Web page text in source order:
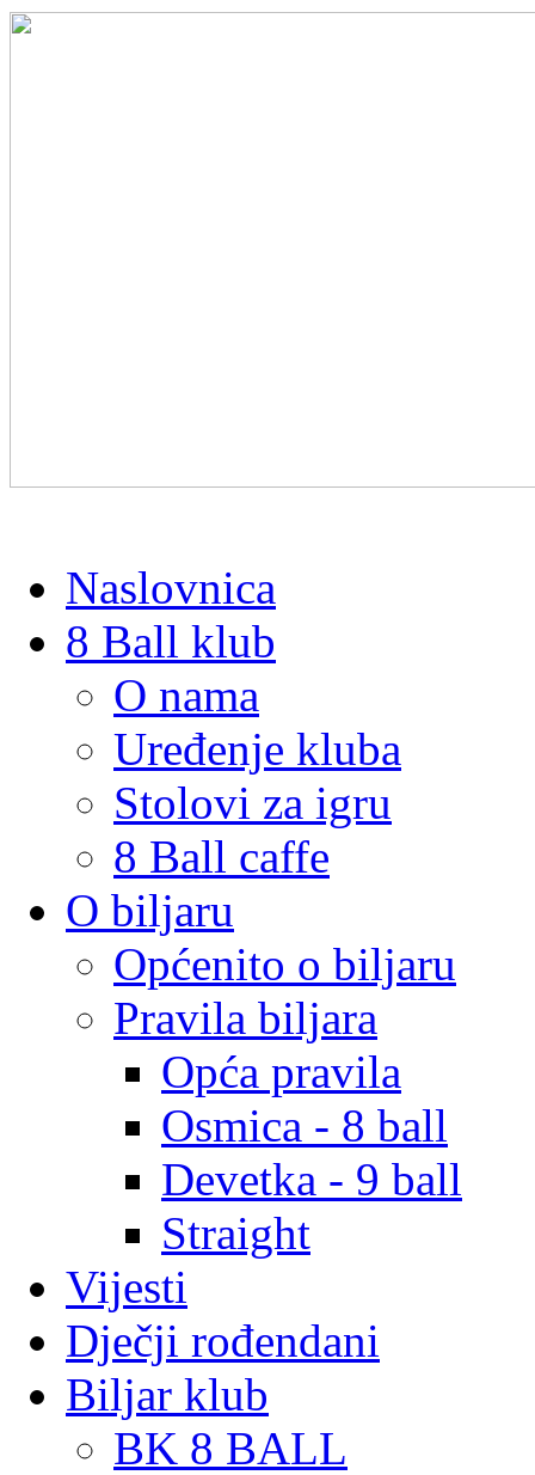
Naslovnica
8 Ball klub
O nama
Uređenje kluba
Stolovi za igru
8 Ball caffe
O biljaru
Općenito o biljaru
Pravila biljara
Opća pravila
Osmica - 8 ball
Devetka - 9 ball
Straight
Vijesti
Dječji rođendani
Biljar klub
BK 8 BALL